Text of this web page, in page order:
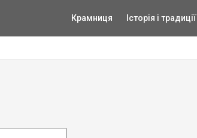
Крамниця Історія і традиції